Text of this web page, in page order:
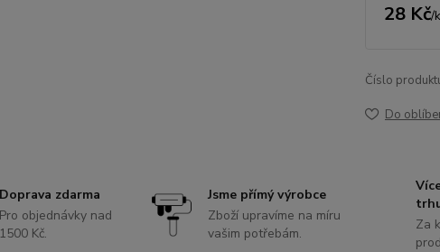
28 Kč/
Číslo
Do
Doprava zdarma
Pro objednávky nad
1500 Kč.
Jsme přímý výrobce
Zboží upravíme na míru
vašim potřebám.
Za